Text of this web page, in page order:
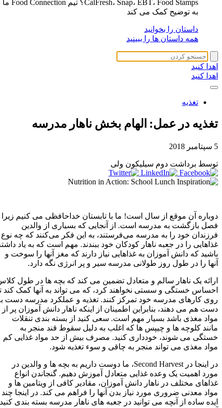
CalFresh، Snap، EBT، Food Stamps؟ تیم Food Connection ما
به توضیح کمک می کند
داستان را بخوانید
همه داستان ها را ببینید
اهدا کنید
اهدا کنید
تغذیه
تغذیه در عمل: الهام بخش ناهار مدرسه
5 سپتامبر 2018
توسط برداشت دوم سیلیکون ولی
دوباره آن موقع از سال است! ما با تابستان خداحافظی می کنیم زیرا
فصل بازگشت به مدرسه است. از آنجایی که بسیاری از والدین
فرزندان خود را به مدرسه می‌فرستند، به این فکر می‌کنند که چه نوع
غذاهایی را در جعبه ناهار کودکان خود ببندند. مهم است که به یاد
باشید که دانش آموزان به غذاهایی نیاز دارند که مغز آنها را سوخت و
آنها را در طول روز طولانی مدرسه سیر و پر انرژی نگه دارد.
ارائه یک ناهار سالم و متعادل تضمین می کند که بچه ها در طول
احساس خستگی و سستی نخواهند کرد، که می تواند به آنها کمک کند
روی کارهای مدرسه خود تمرکز کنند. تغذیه و عملکرد مدرسه دست
دست هم می دهند، بنابراین اطمینان از اینکه ناهار دانش آموزان پر از
مواد مغذی باشد بسیار مهم است. سعی کنید از بسته بندی تنقلات
مانند کلوچه ها و چیپس ها که اغلب به دلیل سقوط قند منجر به
خستگی می شوند، خودداری کنید. مصرف بیش از حد مواد غذایی کم
مواد مغذی می تواند منجر به چاقی و سوء تغذیه شود.
در اینجا در Second Harvest، ما دوست داریم به بچه ها و والدین در
مورد اهمیت یک وعده غذایی متعادل آموزش دهیم. گنجاندن انواع
غذاهای مختلف در ناهار دانش آموزان، مقادیر کافی از ویتامین ها و
مواد معدنی ضروری مورد نیاز بدن آنها را فراهم می کند. در اینجا چند
ایده ساده از آنچه می توانید در جعبه های ناهار مدرسه بسته بندی کنید